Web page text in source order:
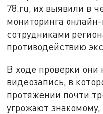
78.ru, их выявили в
мониторинга
сотрудниками
противодействию
В ходе проверки они
видеозапись, в
протяжении почти
угрожают